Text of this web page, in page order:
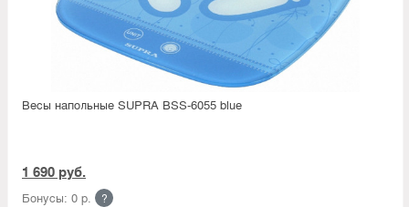
Весы напольные SUPRA BSS-6055 blue
1 690 руб.
Бонусы: 0 р. ?